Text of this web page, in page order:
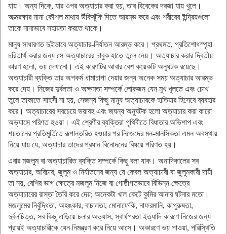
যায়। অন্য দিকে, যার ওপর অত্যাচার করা হয়, তার বিবেকের দরজা যায় খুলে।
আত্মরক্ষার নানা কৌশল মাথায় উঁকিঝুঁকি দিতে আরম্ভ করে এবং শরীরের ইন্দ্রিয়গুলো
তাকে নানাভাবে সহায়তা করতে থাকে।
মানুষ সাধারণত দুইভাবে অত্যাচার-নির্যাতন আরম্ভ করে। প্রথমত, প্রতিশোধস্পৃহা
চরিতার্থ করার জন্য সে অত্যাচারের চাবুক হাতে তুলে নেয়। অত্যাচার করার দ্বিতীয়
কারণ হলো, ভয় দেখানো। এই কারণটির আবার বেশ কয়েকটি অনুঘটক রয়েছে।
অত্যাচারী ব্যক্তি তার অপকর্ম ধামাচাপা দেয়ার জন্য অনেক সময় অত্যাচার আরম্ভ
করে দেয়। নিজের দুর্বলতা ও অক্ষমতা সম্পর্কে লোকজন যেন মুখ খুলতে এবং চোখ
তুলে তাকাতে সাহসী না হয়, সেজন্য কিছু মানুষ অত্যাচারকে হাতিয়ার হিসেবে ব্যবহার
করে। অত্যাচারের সবচেয়ে ভয়াবহ এবং জঘন্য অনুঘটক হলো অত্যাচার করা কারো
অভ্যাসে পরিণত হওয়া। এই শ্রেণীর ব্যক্তিরা পৃথিবীতে বিধাতার অভিশাপ এবং
শয়তানের প্রতিমূর্তিতে রূপান্তরিত হওয়ার পর নিজেদের মন-মানসিকতা এমন অবস্থায়
নিয়ে যায় যে, অত্যাচার তাদের প্রধান বিনোদনের বিষয়ে পরিণত হয়।
এবার মজলুম বা অত্যাচারিত ব্যক্তি সম্পর্কে কিছু বলা যাক। অনাদিকালের সব
অত্যাচার, অবিচার, জুলুম ও নির্যাতনের জন্য যে কেবল অত্যাচারী বা জুলুমকারী দায়ী
তা নয়, বেশির ভাগ ক্ষেত্রে মজলুম নিজে বা গোষ্ঠীগতভাবে বিভিন্ন ক্ষেত্রে
অত্যাচারের রাস্তা তৈরি করে দেয়; অনেকটা খাল কেটে কুমির আনার ঘটনার মতো।
মজলুমের নির্বুদ্ধিতা, অহঙ্কার, বাচালতা, মোনাফেকি, নাফরমানি, কাপুরুষতা,
দুর্বলচিত্ত, সব কিছু এড়িয়ে চলার অভ্যাস, স্বার্থপরতা ইত্যাদি কারণে নিজের জন্য
প্রায়ই অত্যাচারীকে যেন নিমন্ত্রণ করে নিয়ে আসে। অকারণে ভয় পাওয়া, পরিস্থিতি